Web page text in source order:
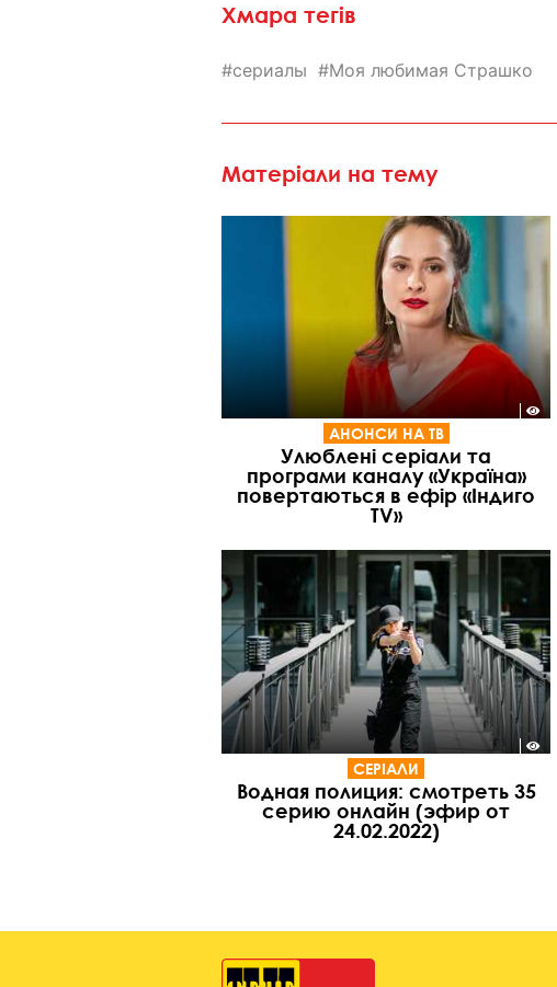
Хмара тегів
сериалы Моя любимая Страшко
Матеріали на тему
АНОНСИ НА ТВ
Улюблені серіали та
програми каналу «Україна»
повертаються в ефір «Індиго
TV»
СЕРІАЛИ
Водная полиция: смотреть 35
серию онлайн (эфир от
24.02.2022)